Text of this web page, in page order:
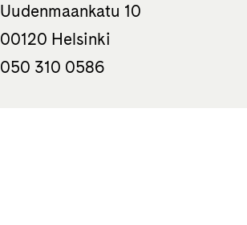
Uudenmaankatu 10
00120 Helsinki
050 310 0586